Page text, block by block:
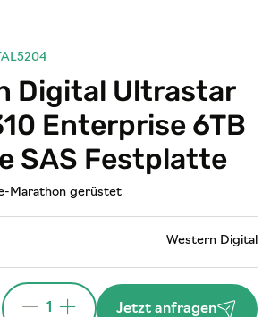
Digital Ultrastar
Enterprise 6TB
SAS Festplatte
Marathon gerüstet
Western Digital
1 Jetzt anfragen